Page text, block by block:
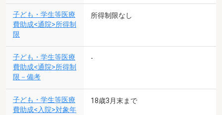
子ども・学生等医療
費助成<通院>所得制
限
所得制限なし
子ども・学生等医療
費助成<通院>所得制
限－備考
-
子ども・学生等医療
費助成<入院>対象年
18歳3月末まで